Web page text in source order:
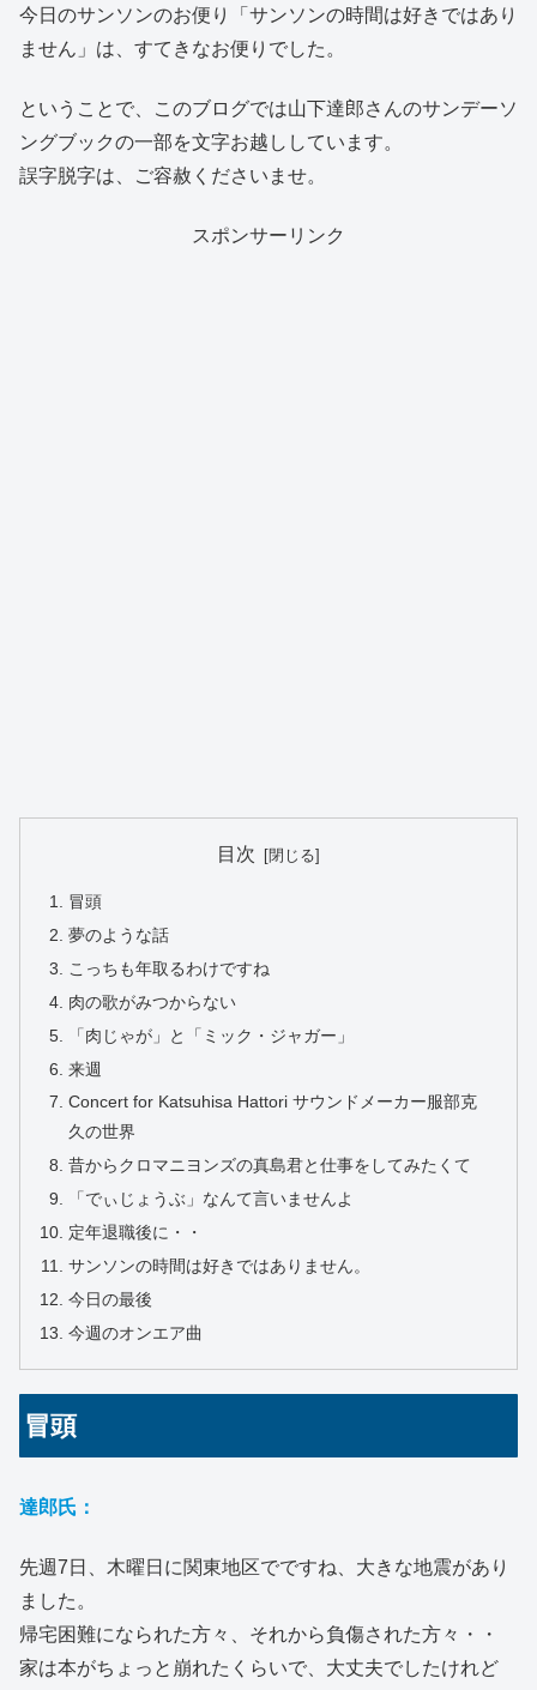
今日のサンソンのお便り「サンソンの時間は好きではあり
ません」は、すてきなお便りでした。
ということで、このブログでは山下達郎さんのサンデーソ
ングブックの一部を文字お越ししています。
誤字脱字は、ご容赦くださいませ。
スポンサーリンク
目次
冒頭
夢のような話
こっちも年取るわけですね
肉の歌がみつからない
「肉じゃが」と「ミック・ジャガー」
来週
Concert for Katsuhisa Hattori サウンドメーカー服部克
久の世界
昔からクロマニヨンズの真島君と仕事をしてみたくて
「でぃじょうぶ」なんて言いませんよ
定年退職後に・・
サンソンの時間は好きではありません。
今日の最後
今週のオンエア曲
冒頭
達郎氏：
先週7日、木曜日に関東地区でですね、大きな地震があり
ました。
帰宅困難になられた方々、それから負傷された方々・・
家は本がちょっと崩れたくらいで、大丈夫でしたけれど